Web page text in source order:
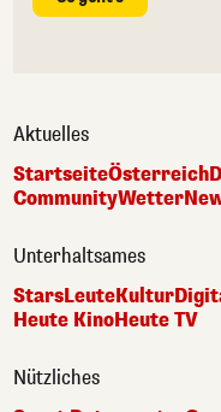
Aktuelles
StartseiteÖsterreich
CommunityWetter
Unterhaltsames
StarsLeuteKultur
Heute KinoHeute TV
Nützliches